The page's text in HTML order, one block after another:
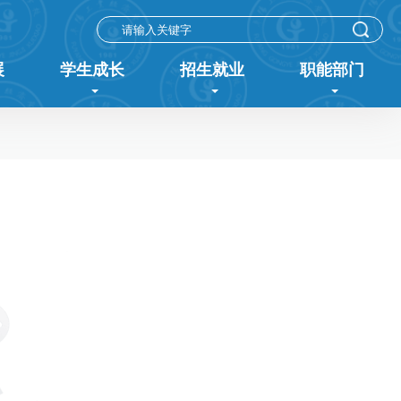
学生成长 招生就业 职能部门